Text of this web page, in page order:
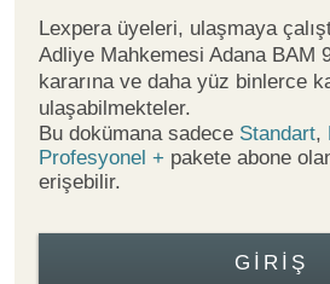
Lexpera üyeleri, ulaşmaya
Adliye Mahkemesi Adana BAM
kararına ve daha yüz binlerce
ulaşabilmekteler.
Bu dokümana sadece Standart,
Profesyonel + pakete abone
erişebilir.
GIRIŞ